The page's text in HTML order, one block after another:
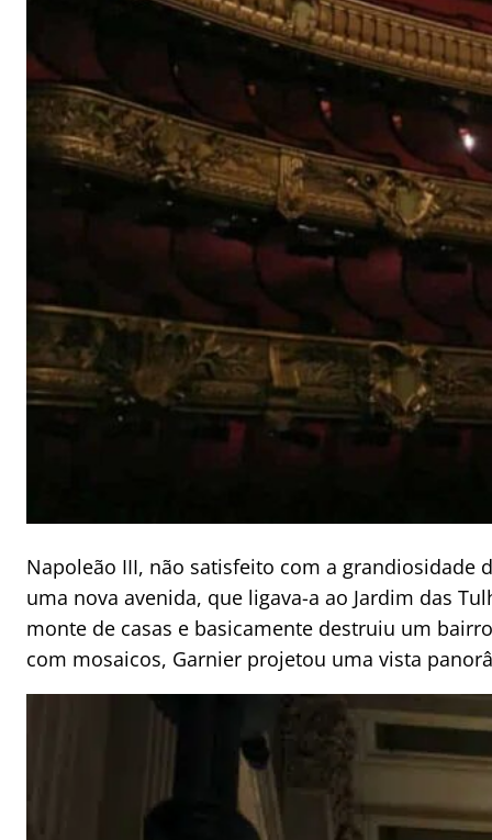
Napoleão III, não satisfeito com a grandiosidade
uma nova avenida, que ligava-a ao Jardim das
monte de casas e basicamente destruiu um
com mosaicos, Garnier projetou uma vista